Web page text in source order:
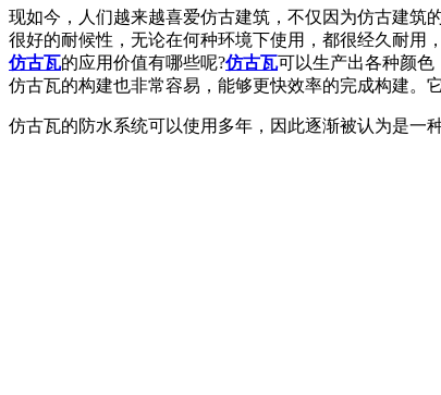
现如今，人们越来越喜爱仿古建筑，不仅因为仿古建筑
很好的耐候性，无论在何种环境下使用，都很经久耐用
仿古瓦的应用价值有哪些呢?仿古瓦可以生产出各种颜色
仿古瓦的构建也非常容易，能够更快效率的完成构建。
仿古瓦的防水系统可以使用多年，因此逐渐被认为是一